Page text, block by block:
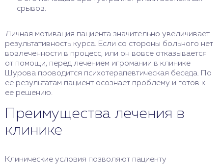
срывов.
Личная мотивация пациента значительно увеличивает
результативность курса. Если со стороны больного нет
вовлеченности в процесс, или он вовсе отказывается
от помощи, перед лечением игромании в клинике
Шурова проводится психотерапевтическая беседа. По
ее результатам пациент осознает проблему и готов к
ее решению.
Преимущества лечения в
клинике
Клинические условия позволяют пациенту